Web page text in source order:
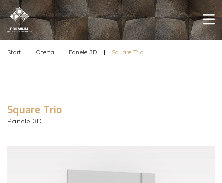
Start Oferta Panele 3D Square Trio
Square Trio
Panele 3D